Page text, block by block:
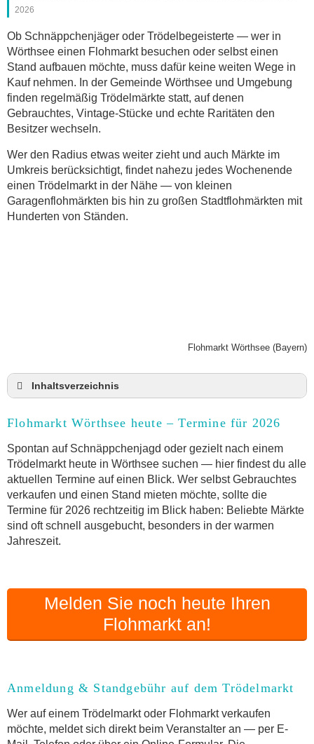
2026
Ob Schnäppchenjäger oder Trödelbegeisterte — wer in
Wörthsee einen Flohmarkt besuchen oder selbst einen
Stand aufbauen möchte, muss dafür keine weiten Wege in
Kauf nehmen. In der Gemeinde Wörthsee und Umgebung
finden regelmäßig Trödelmärkte statt, auf denen
Gebrauchtes, Vintage-Stücke und echte Raritäten den
Besitzer wechseln.
Wer den Radius etwas weiter zieht und auch Märkte im
Umkreis berücksichtigt, findet nahezu jedes Wochenende
einen Trödelmarkt in der Nähe — von kleinen
Garagenflohmärkten bis hin zu großen Stadtflohmärkten mit
Hunderten von Ständen.
Flohmarkt Wörthsee (Bayern)
Inhaltsverzeichnis
Anmeldung & Standgebühr auf dem Trödelmarkt
Online-Flohmarkt Wörthsee
Welche Trödelmarkt-Typen gibt es?
Aktuelle Flohmarkt-Termine für Wörthsee und
Umgebung
Kleinanzeigen Wörthsee als Alternative zum
Trödelmarkt
Flohmarkt-Termin melden
Flohmarkt Wörthsee heute – Termine für 2026
Spontan auf Schnäppchenjagd oder gezielt nach einem
Trödelmarkt heute in Wörthsee suchen — hier findest du alle
aktuellen Termine auf einen Blick. Wer selbst Gebrauchtes
verkaufen und einen Stand mieten möchte, sollte die
Termine für 2026 rechtzeitig im Blick haben: Beliebte Märkte
sind oft schnell ausgebucht, besonders in der warmen
Jahreszeit.
Melden Sie noch heute Ihren
Flohmarkt an!
Anmeldung & Standgebühr auf dem Trödelmarkt
Wer auf einem Trödelmarkt oder Flohmarkt verkaufen
möchte, meldet sich direkt beim Veranstalter an — per E-